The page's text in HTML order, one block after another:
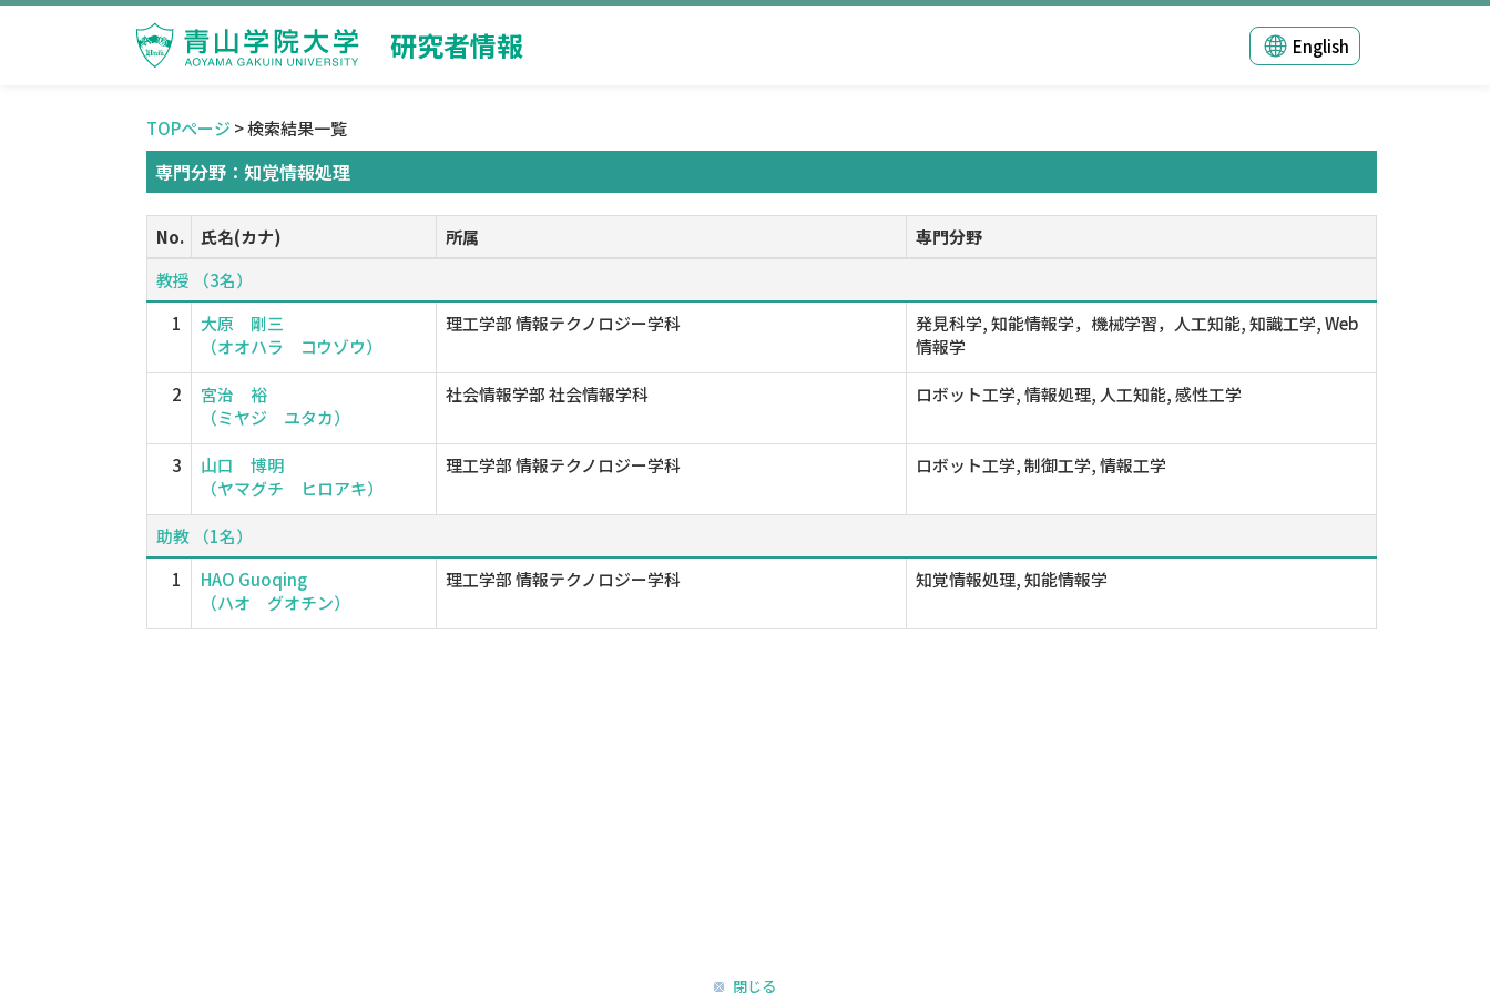
研究者情報 English
TOPページ > 検索結果一覧
専門分野：知覚情報処理
No. 氏名(カナ) 所属
専門分野
教授 （3名）
1
大原 剛三
（オオハラ コウゾウ）
理工学部 情報テクノロジー学科
発見科学, 知能情報学，機械学習，人工知能, 知識工学, Web
情報学
2
宮治 裕
（ミヤジ ユタカ）
社会情報学部 社会情報学科 ロボット工学, 情報処理, 人工知能, 感性工学
3
山口 博明
（ヤマグチ ヒロアキ）
理工学部 情報テクノロジー学科 ロボット工学, 制御工学, 情報工学
助教 （1名）
1
HAO Guoqing
（ハオ グオチン）
理工学部 情報テクノロジー学科 知覚情報処理, 知能情報学
閉じる